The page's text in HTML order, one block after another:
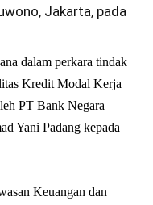
Jakarta, pada
dalam perkara tindak
Kredit Modal Kerja
PT Bank Negara
Yani Padang kepada
Keuangan dan